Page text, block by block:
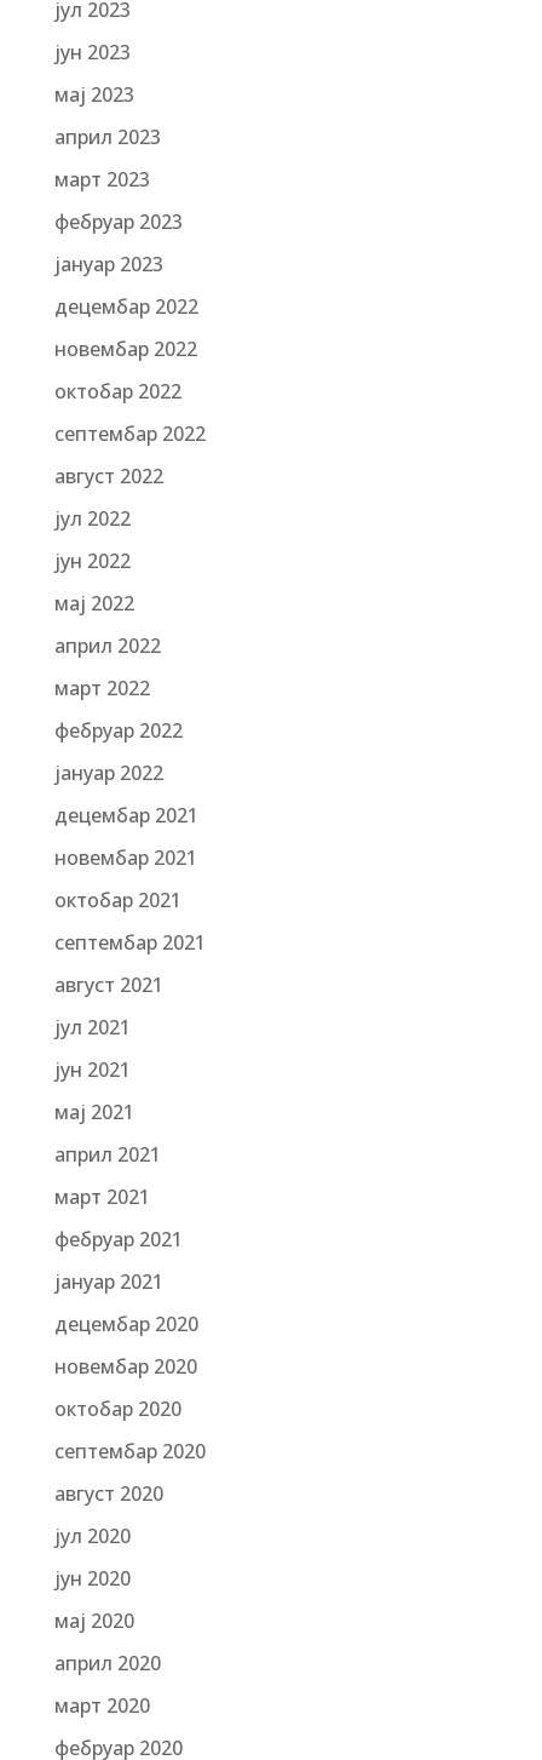
јул 2023
јун 2023
мај 2023
април 2023
март 2023
фебруар 2023
јануар 2023
децембар 2022
новембар 2022
октобар 2022
септембар 2022
август 2022
јул 2022
јун 2022
мај 2022
април 2022
март 2022
фебруар 2022
јануар 2022
децембар 2021
новембар 2021
октобар 2021
септембар 2021
август 2021
јул 2021
јун 2021
мај 2021
април 2021
март 2021
фебруар 2021
јануар 2021
децембар 2020
новембар 2020
октобар 2020
септембар 2020
август 2020
јул 2020
јун 2020
мај 2020
април 2020
март 2020
фебруар 2020